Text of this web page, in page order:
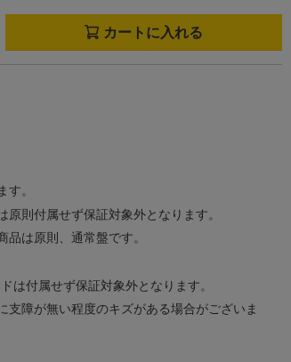
カートに入れる
。
則付属せず保証対象外となります。
は原則、通常盤です。
は付属せず保証対象外となります。
障が無い程度のキズがある場合がございま